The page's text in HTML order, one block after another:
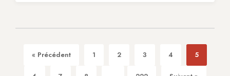
« Précédent 1 2 3 4 5